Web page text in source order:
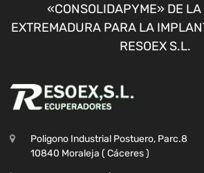
«CONSOLIDAPYME» DE
EXTREMADURA PARA LA
RESOEX S.L.
Poligono Industrial Postuero, Parc.8
10840 Moraleja ( Cáceres )